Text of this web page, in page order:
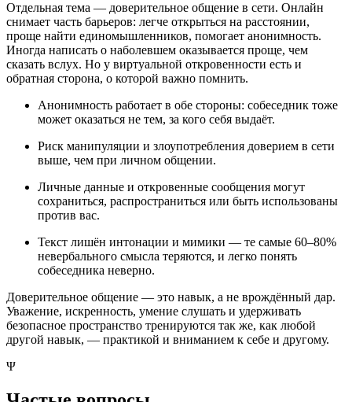
Отдельная тема — доверительное общение в сети. Онлайн
снимает часть барьеров: легче открыться на расстоянии,
проще найти единомышленников, помогает анонимность.
Иногда написать о наболевшем оказывается проще, чем
сказать вслух. Но у виртуальной откровенности есть и
обратная сторона, о которой важно помнить.
Анонимность работает в обе стороны: собеседник тоже
может оказаться не тем, за кого себя выдаёт.
Риск манипуляции и злоупотребления доверием в сети
выше, чем при личном общении.
Личные данные и откровенные сообщения могут
сохраниться, распространиться или быть использованы
против вас.
Текст лишён интонации и мимики — те самые 60–80%
невербального смысла теряются, и легко понять
собеседника неверно.
Доверительное общение — это навык, а не врождённый дар.
Уважение, искренность, умение слушать и удерживать
безопасное пространство тренируются так же, как любой
другой навык, — практикой и вниманием к себе и другому.
Ψ